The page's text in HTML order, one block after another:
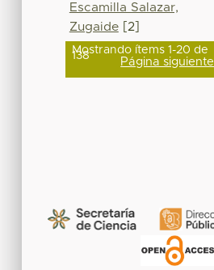
Escamilla Salazar,
Zugaide[2]
Mostrando ítems 1-20 de
138 Página siguiente